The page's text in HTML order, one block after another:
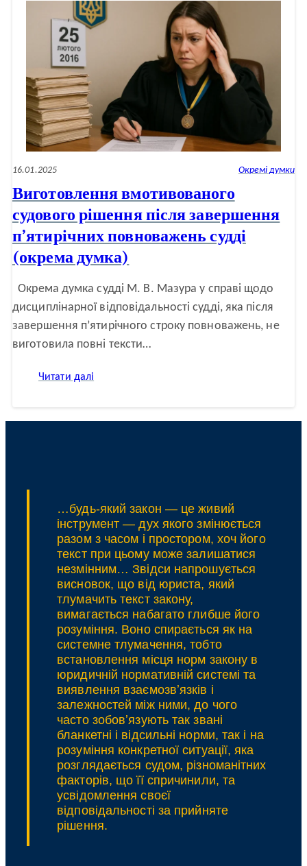
16.01.2025 Окремі думки
Виготовлення вмотивованого
судового рішення після завершення
п’ятирічних повноважень судді
(окрема думка)
Окрема думка судді М. В. Мазура у справі щодо
дисциплінарної відповідальності судді, яка після
завершення п’ятирічного строку повноважень, не
виготовила повні тексти…
Читати далі
(окрема
думка)
…будь-який закон — це живий
інструмент — дух якого змінюється
разом з часом і простором, хоч його
текст при цьому може залишатися
незмінним… Звідси напрошується
висновок, що від юриста, який
тлумачить текст закону,
вимагається набагато глибше його
розуміння. Воно спирається як на
системне тлумачення, тобто
встановлення місця норм закону в
юридичній нормативній системі та
виявлення взаємозвʼязків і
залежностей між ними, до чого
часто зобовʼязують так звані
бланкетні і відсильні норми, так і на
розуміння конкретної ситуації, яка
розглядається судом, різноманітних
факторів, що її спричинили, та
усвідомлення своєї
відповідальності за прийняте
рішення.